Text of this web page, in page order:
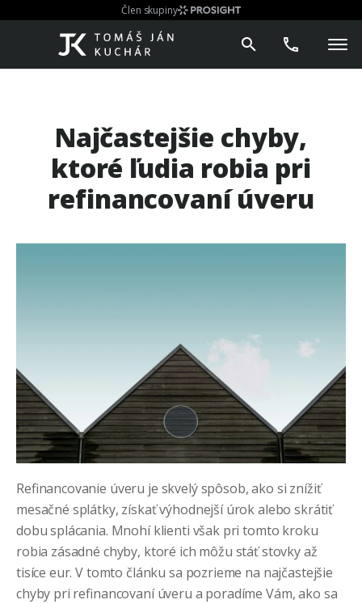
Člen skupiny
Najčastejšie chyby,
ktoré ľudia robia pri
refinancovaní úveru
Refinancovanie úveru je skvelý spôsob, ako si znížiť
mesačné splátky, získať výhodnejší úrok alebo skrátiť
dobu splácania. Mnohí klienti však pri tomto kroku
robia zásadné chyby, ktoré ich môžu stáť stovky až
tisíce eur. V tomto článku sa pozrieme na najčastejšie
chyby pri refinancovaní úveru a poradíme Vám, ako sa